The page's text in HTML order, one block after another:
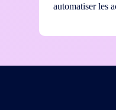
automatiser les